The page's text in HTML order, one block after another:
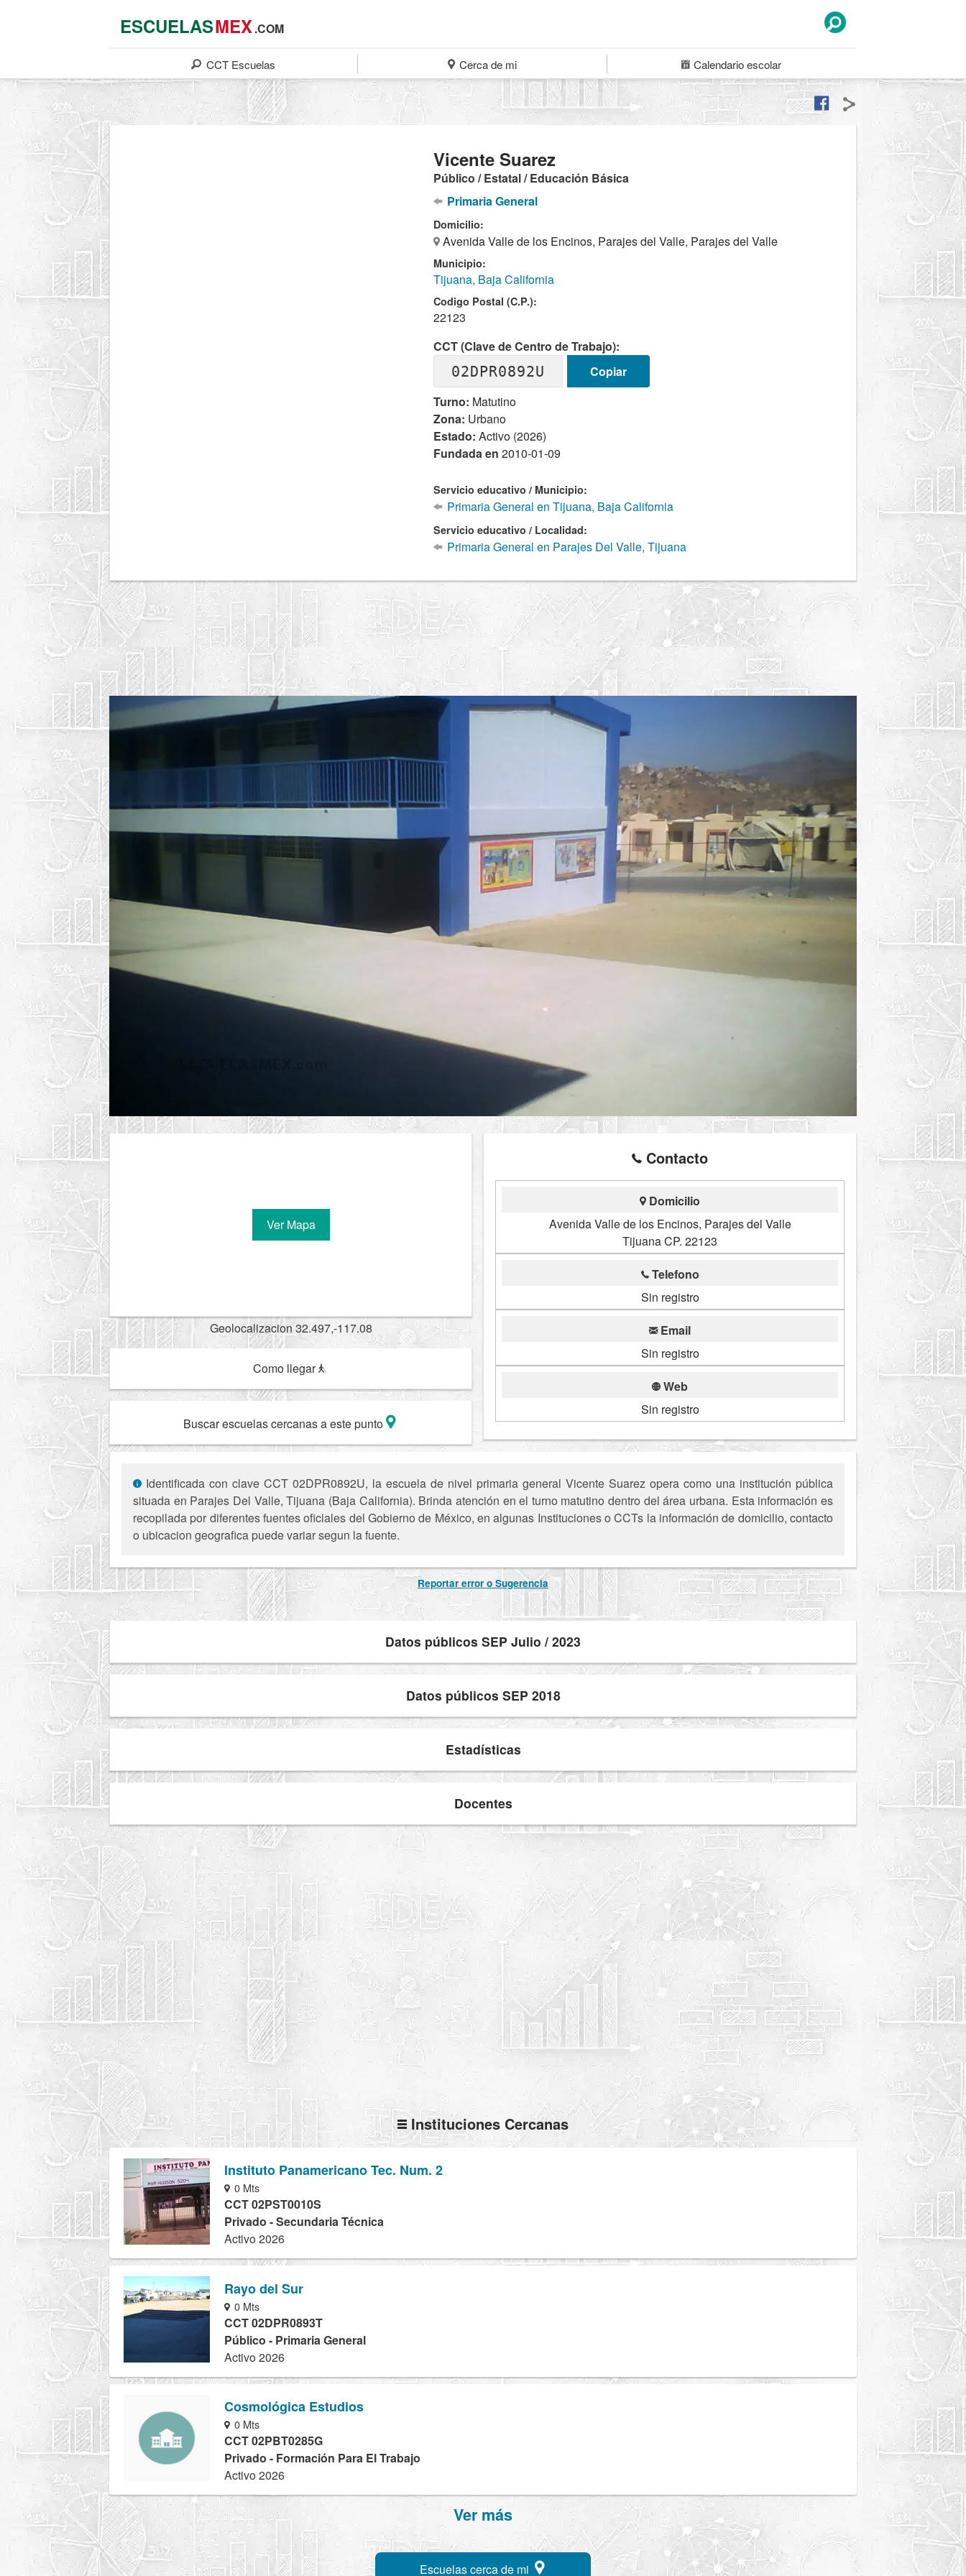
ESCUELASMEX.COM
CCT Escuelas Cerca de mi Calendarioescolar
Vicente Suarez
Público / Estatal / Educación Básica
Primaria General
Domicilio:
Avenida Valle de los Encinos, Parajes del Valle, Parajes del Valle
Municipio:
Tijuana, Baja California
Codigo Postal (C.P.):
22123
CCT (Clave de Centro de Trabajo):
02DPR0892U
Copiar
Turno: Matutino
Zona: Urbano
Estado: Activo (2026)
Fundada en2010-01-09
Servicio educativo / Municipio:
Primaria General en Tijuana, Baja California
Servicio educativo / Localidad:
Primaria General en Parajes Del Valle, Tijuana
Ver Mapa
Geolocalizacion 32.497,-117.08
Como llegar
Buscar escuelas cercanas a este punto
Contacto
Domicilio
Avenida Valle de los Encinos, Parajes del Valle
Tijuana CP. 22123
Telefono
Sin registro
Email
Sin registro
Web
Sin registro
Identificada con clave CCT 02DPR0892U, la escuela de nivel primaria general Vicente Suarez opera como una institución pública
situada en Parajes Del Valle, Tijuana (Baja California). Brinda atención en el turno matutino dentro del área urbana. Esta información es
recopilada por diferentes fuentes oficiales del Gobierno de México, en algunas Instituciones o CCTs la información de domicilio, contacto
o ubicacion geografica puede variar segun la fuente.
Reportar error o Sugerencia
Datos públicos SEP Julio / 2023
Datos públicos SEP 2018
Estadísticas
Docentes
Instituciones Cercanas
Instituto Panamericano Tec. Num. 2
0 Mts
CCT 02PST0010S
Privado - Secundaria Técnica
Activo 2026
Rayo del Sur
0 Mts
CCT 02DPR0893T
Público - Primaria General
Activo 2026
Cosmológica Estudios
0 Mts
CCT 02PBT0285G
Privado - Formación Para El Trabajo
Activo 2026
Ver más
Escuelas cerca de mi